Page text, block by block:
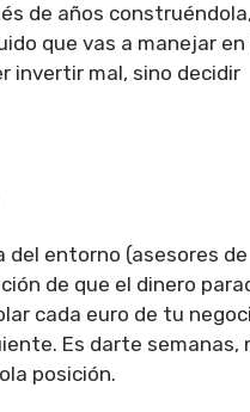
de años construéndola,
que vas a manejar
invertir mal, sino decidir
del entorno (asesores de
de que el dinero
cada euro de tu
Es darte semanas,
posición.